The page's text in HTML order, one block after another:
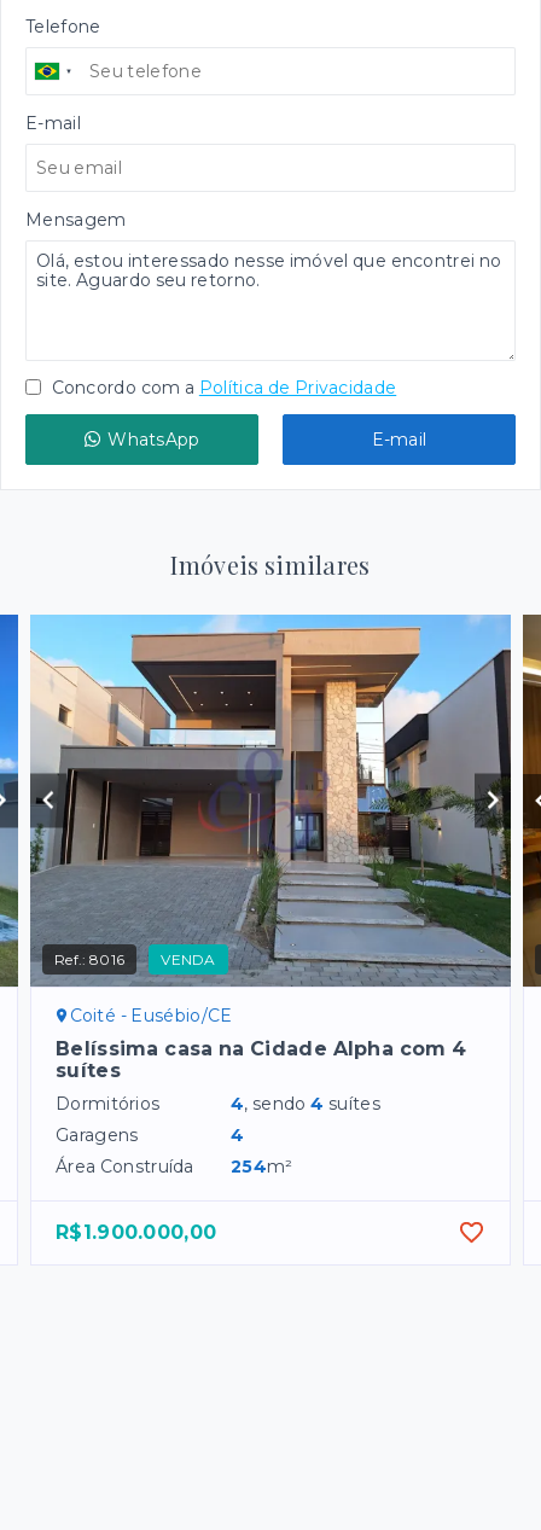
Telefone
E-mail
Mensagem
Concordo com a Política de Privacidade
WhatsApp E-mail
Imóveis similares
Ref.:8016 VENDA
Coité - Eusébio/CE
Belíssima casa na Cidade Alpha com 4
suítes
Dormitórios 4, sendo4 suítes
Garagens
4
Área Construída
254m²
R$1.900.000,00